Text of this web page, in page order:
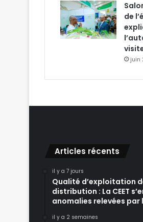
de
juin
Articles récents
il y a 7 jours
Qualité d’exploitation
distribution : La CEET
anomalies relevées par
il y a 2 semaines